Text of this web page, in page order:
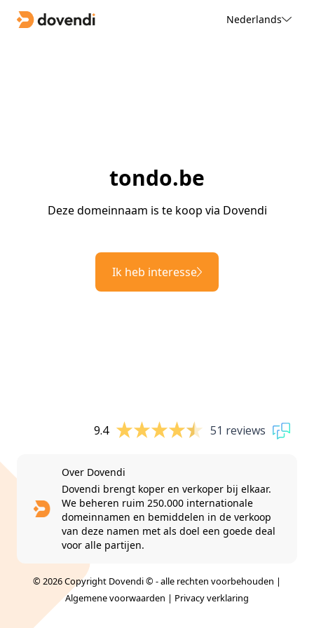
Nederlands
tondo.be
Deze domeinnaam is te koop via Dovendi
Ik heb interesse
9.4 51 reviews
Over Dovendi
Dovendi brengt koper en verkoper bij elkaar.
We beheren ruim 250.000 internationale
domeinnamen en bemiddelen in de verkoop
van deze namen met als doel een goede deal
voor alle partijen.
© 2026 Copyright Dovendi © - alle rechten voorbehouden |
Algemene voorwaarden | Privacy verklaring